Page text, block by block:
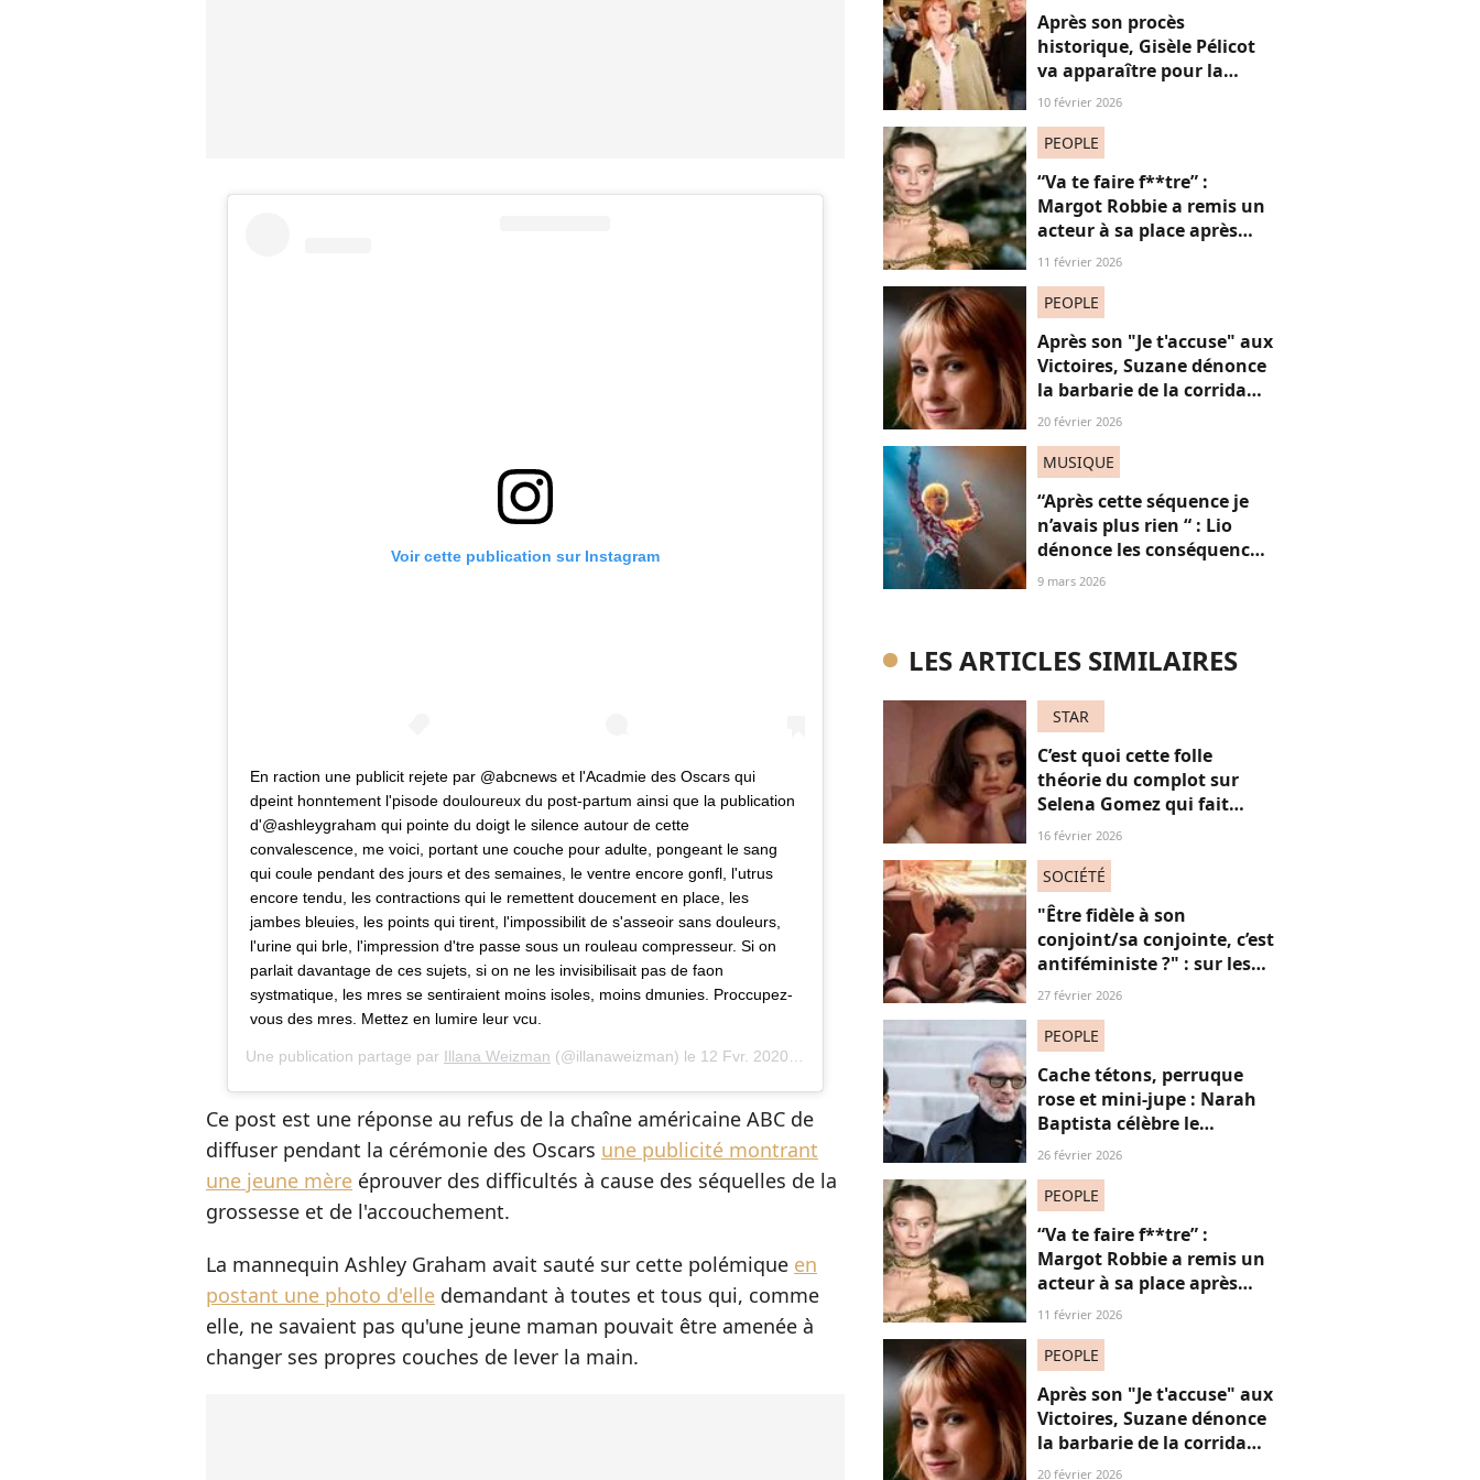
Voir cette publication sur Instagram
En raction une publicit rejete par @abcnews et l'Acadmie des Oscars qui
dpeint honntement l'pisode douloureux du post-partum ainsi que la publication
d'@ashleygraham qui pointe du doigt le silence autour de cette
convalescence, me voici, portant une couche pour adulte, pongeant le sang
qui coule pendant des jours et des semaines, le ventre encore gonfl, l'utrus
encore tendu, les contractions qui le remettent doucement en place, les
jambes bleuies, les points qui tirent, l'impossibilit de s'asseoir sans douleurs,
l'urine qui brle, l'impression d'tre passe sous un rouleau compresseur. Si on
parlait davantage de ces sujets, si on ne les invisibilisait pas de faon
systmatique, les mres se sentiraient moins isoles, moins dmunies. Proccupez-
vous des mres. Mettez en lumire leur vcu.
Une publication partage par Illana Weizman (@illanaweizman) le 12 Fvr. 2020 3 :48 PST
Ce post est une réponse au refus de la chaîne américaine ABC de
diffuser pendant la cérémonie des Oscars une publicité montrant
une jeune mère éprouver des difficultés à cause des séquelles de la
grossesse et de l'accouchement.
La mannequin Ashley Graham avait sauté sur cette polémique en
postant une photo d'elle demandant à toutes et tous qui, comme
elle, ne savaient pas qu'une jeune maman pouvait être amenée à
changer ses propres couches de lever la main.
Après son procès
historique, Gisèle Pélicot
va apparaître pour la
première fois à la
10 février 2026
PEOPLE
“Va te faire f**tre” :
Margot Robbie a remis un
acteur à sa place après
qu’il lui a conseillé de
11 février 2026
PEOPLE
Après son "Je t'accuse" aux
Victoires, Suzane dénonce
la barbarie de la corrida
avec cette reprise iconique
20 février 2026
MUSIQUE
“Après cette séquence je
n’avais plus rien “ : Lio
dénonce les conséquences
de son passage chez
9 mars 2026
LES ARTICLES SIMILAIRES
STAR
C’est quoi cette folle
théorie du complot sur
Selena Gomez qui fait
parler Internet ?
16 février 2026
SOCIÉTÉ
"Être fidèle à son
conjoint/sa conjointe, c’est
antiféministe ?" : sur les
réseaux sociaux, cette
27 février 2026
PEOPLE
Cache tétons, perruque
rose et mini-jupe : Narah
Baptista célèbre le
carnaval de Rio avec son
de 30 ans son aîné
26 février 2026
PEOPLE
“Va te faire f**tre” :
Margot Robbie a remis un
acteur à sa place après
qu’il lui a conseillé de
11 février 2026
PEOPLE
Après son "Je t'accuse" aux
Victoires, Suzane dénonce
la barbarie de la corrida
avec cette reprise iconique
20 février 2026